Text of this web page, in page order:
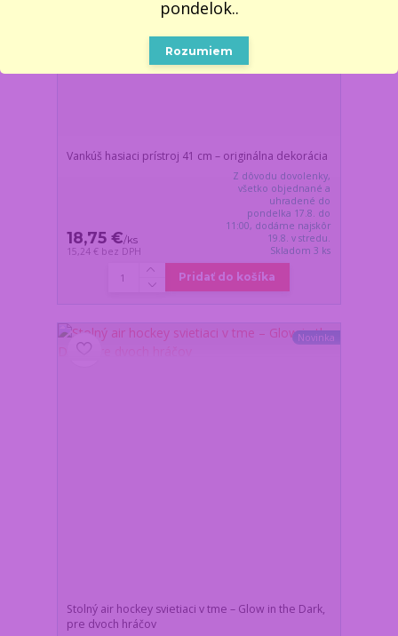
Vankúš hasiaci prístroj 41 cm – originálna dekorácia
18,75 €/ks
15,24 € bez DPH
Z dôvodu dovolenky,
všetko objednané a
uhradené do
pondelka 17.8. do
11:00, dodáme najskôr
19.8. v stredu.
Skladom 3 ks
Pridať do košíka
Novinka
Stolný air hockey svietiaci v tme – Glow in the Dark,
pre dvoch hráčov
pondelok..
Rozumiem